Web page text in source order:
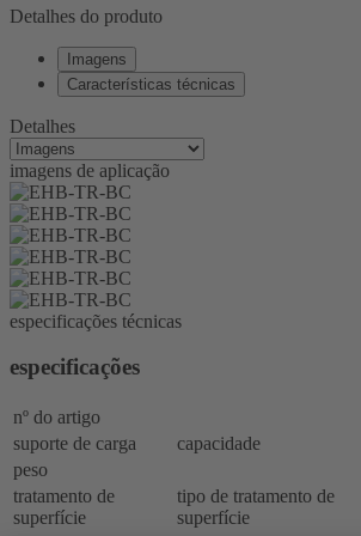
Detalhes do produto
Imagens
Características técnicas
Detalhes
imagens de aplicação
especificações técnicas
especificações
nº do artigo
suporte de carga
capacidade
peso
tratamento de
superfície
tipo de tratamento de
superfície